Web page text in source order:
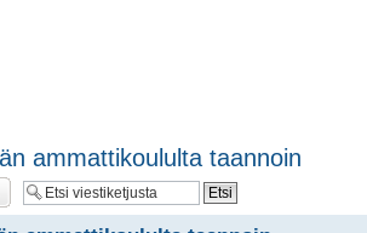
ammattikoululta taannoin